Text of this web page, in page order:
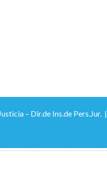
– Dir.de Ins.de Pers.Jur. |